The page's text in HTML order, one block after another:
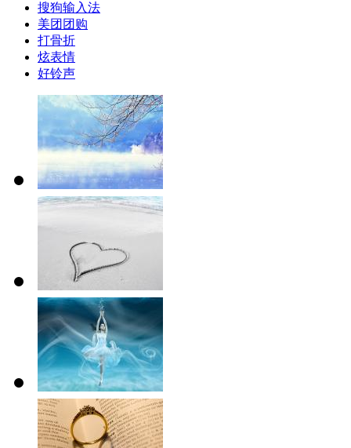
搜狗输入法
美团团购
打骨折
炫表情
好铃声